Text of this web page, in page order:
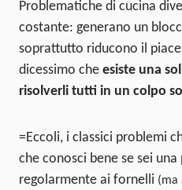
Problematiche di cucina
costante: generano un
soprattutto riducono il
dicessimo che esiste una
risolverli tutti in un colpo
=Eccoli, i classici problemi
che conosci bene se sei una
regolarmente ai fornelli (ma